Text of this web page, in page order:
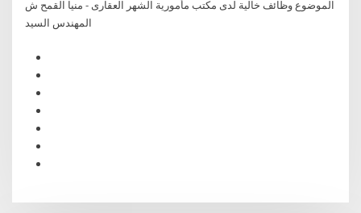
الموضوع وظائف خالية لدى مكتب مأمورية الشهر العقارى - منيا القمح ش
المهندس السيد